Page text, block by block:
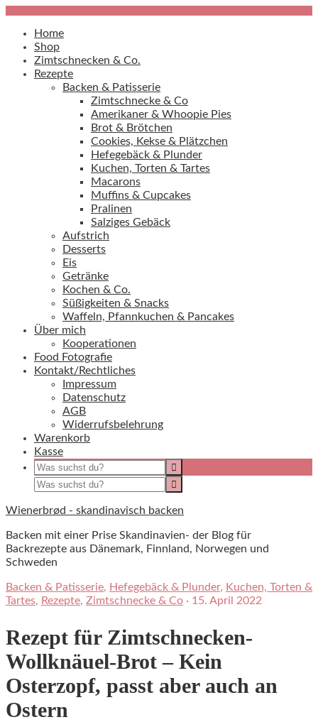
Home
Shop
Zimtschnecken & Co.
Rezepte
Backen & Patisserie
Zimtschnecke & Co
Amerikaner & Whoopie Pies
Brot & Brötchen
Cookies, Kekse & Plätzchen
Hefegebäck & Plunder
Kuchen, Torten & Tartes
Macarons
Muffins & Cupcakes
Pralinen
Salziges Gebäck
Aufstrich
Desserts
Eis
Getränke
Kochen & Co.
Süßigkeiten & Snacks
Waffeln, Pfannkuchen & Pancakes
Über mich
Kooperationen
Food Fotografie
Kontakt/Rechtliches
Impressum
Datenschutz
AGB
Widerrufsbelehrung
Warenkorb
Kasse
Wienerbrød - skandinavisch backen
Backen mit einer Prise Skandinavien- der Blog für
Backrezepte aus Dänemark, Finnland, Norwegen und
Schweden
Backen & Patisserie, Hefegebäck & Plunder, Kuchen, Torten &
Tartes, Rezepte, Zimtschnecke & Co · 15. April 2022
Rezept für Zimtschnecken-
Wollknäuel-Brot – Kein
Osterzopf, passt aber auch an
Ostern